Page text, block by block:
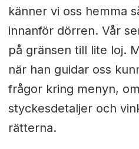
känner vi oss hemma
innanför dörren. Vår
på gränsen till lite loj.
när han guidar oss
frågor kring menyn,
styckesdetaljer och
rätterna.